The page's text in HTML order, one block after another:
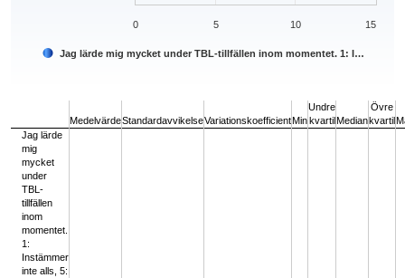
Jag lärde mig mycket under TBL-tillfällen inom momentet. 1: I…
0 10
5 15
MedelvärdeStandardavvikelseVariationskoefficientMin
Undre
kvartilMedian
Övre
kvartil
Jag lärde
mig
mycket
under
TBL-
tillfällen
inom
momentet.
1:
Instämmer
inte alls, 5: